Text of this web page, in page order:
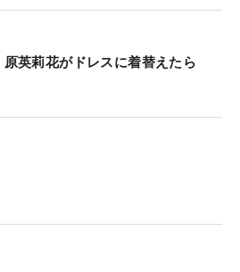
原英莉花がドレスに着替えたら